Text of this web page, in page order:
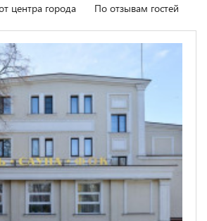
центра города По отзывам гостей